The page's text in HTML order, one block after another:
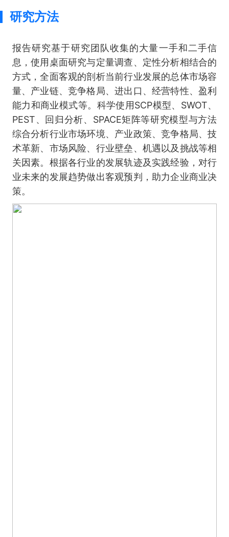
研究方法
报告研究基于研究团队收集的大量一手和二手信
息，使用桌面研究与定量调查、定性分析相结合的
方式，全面客观的剖析当前行业发展的总体市场容
量、产业链、竞争格局、进出口、经营特性、盈利
能力和商业模式等。科学使用SCP模型、SWOT、
PEST、回归分析、SPACE矩阵等研究模型与方法
综合分析行业市场环境、产业政策、竞争格局、技
术革新、市场风险、行业壁垒、机遇以及挑战等相
关因素。根据各行业的发展轨迹及实践经验，对行
业未来的发展趋势做出客观预判，助力企业商业决
策。